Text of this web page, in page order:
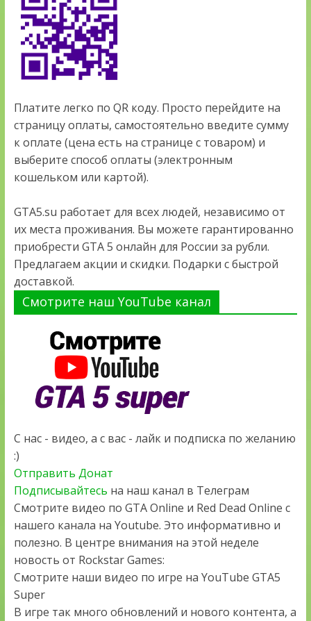
Платите легко по QR коду. Просто перейдите на
страницу оплаты, самостоятельно введите сумму
к оплате (цена есть на странице с товаром) и
выберите способ оплаты (электронным
кошельком или картой).
GTA5.su работает для всех людей, независимо от
их места проживания. Вы можете гарантированно
приобрести GTA 5 онлайн для России за рубли.
Предлагаем акции и скидки. Подарки с быстрой
доставкой.
Смотрите наш YouTube канал
С нас - видео, а с вас - лайк и подписка по желанию
:)
Отправить Донат
Подписывайтесь на наш канал в Телеграм
Смотрите видео по GTA Online и Red Dead Online с
нашего канала на Youtube. Это информативно и
полезно. В центре внимания на этой неделе
новость от Rockstar Games:
Смотрите наши видео по игре на YouTube GTA5
Super
В игре так много обновлений и нового контента, а